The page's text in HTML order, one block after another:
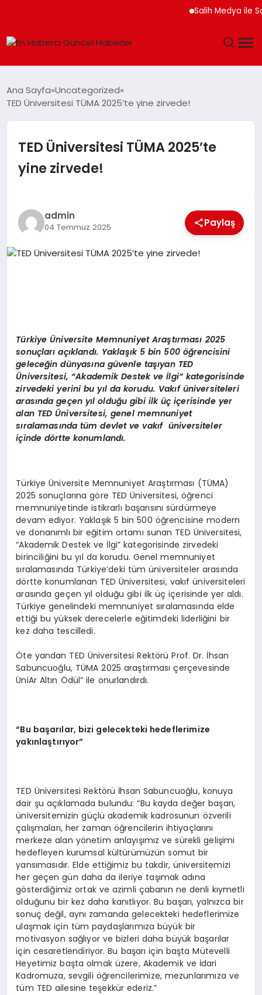
Salih Medya ile
SAĞLIK
TEKNOLOJI
DÜNYA
Ana Sayfa Uncategorized
TED Üniversitesi TÜMA 2025’te yine zirvede!
TED Üniversitesi TÜMA 2025’te
yine zirvede!
admin
04 Temmuz 2025 Paylaş
Türkiye Üniversite Memnuniyet Araştırması 2025
sonuçları açıklandı. Yaklaşık 5 bin 500 öğrencisini
geleceğin dünyasına güvenle taşıyan TED
Üniversitesi, “Akademik Destek ve İlgi” kategorisinde
zirvedeki yerini bu yıl da korudu. Vakıf üniversiteleri
arasında geçen yıl olduğu gibi ilk üç içerisinde yer
alan TED Üniversitesi, genel memnuniyet
sıralamasında tüm devlet ve vakıf üniversiteler
içinde dörtte konumlandı.
Türkiye Üniversite Memnuniyet Araştırması (TÜMA)
2025 sonuçlarına göre TED Üniversitesi, öğrenci
memnuniyetinde istikrarlı başarısını sürdürmeye
devam ediyor. Yaklaşık 5 bin 500 öğrencisine modern
ve donanımlı bir eğitim ortamı sunan TED Üniversitesi,
“Akademik Destek ve İlgi” kategorisinde zirvedeki
birinciliğini bu yıl da korudu. Genel memnuniyet
sıralamasında Türkiye’deki tüm üniversiteler arasında
dörtte konumlanan TED Üniversitesi, vakıf üniversiteleri
arasında geçen yıl olduğu gibi ilk üç içerisinde yer aldı.
Türkiye genelindeki memnuniyet sıralamasında elde
ettiği bu yüksek derecelerle eğitimdeki liderliğini bir
kez daha tescilledi.
Öte yandan TED Üniversitesi Rektörü Prof. Dr. İhsan
Sabuncuoğlu, TÜMA 2025 araştırması çerçevesinde
ÜniAr Altın Ödül” ile onurlandırdı.
“Bu başarılar, bizi gelecekteki hedeflerimize
yakınlaştırıyor”
TED Üniversitesi Rektörü İhsan Sabuncuoğlu, konuya
dair şu açıklamada bulundu: “Bu kayda değer başarı,
üniversitemizin güçlü akademik kadrosunun özverili
çalışmaları, her zaman öğrencilerin ihtiyaçlarını
merkeze alan yönetim anlayışımız ve sürekli gelişimi
hedefleyen kurumsal kültürümüzün somut bir
yansımasıdır. Elde ettiğimiz bu takdir, üniversitemizi
her geçen gün daha da ileriye taşımak adına
gösterdiğimiz ortak ve azimli çabanın ne denli kıymetli
olduğunu bir kez daha kanıtlıyor. Bu başarı, yalnızca bir
sonuç değil, aynı zamanda gelecekteki hedeflerimize
ulaşmak için tüm paydaşlarımıza büyük bir
motivasyon sağlıyor ve bizleri daha büyük başarılar
için cesaretlendiriyor. Bu başarı için başta Mütevelli
Heyetimiz başta olmak üzere, Akademik ve İdari
Kadromuza, sevgili öğrencilerimize, mezunlarımıza ve
tüm TED ailesine teşekkür ederiz.”